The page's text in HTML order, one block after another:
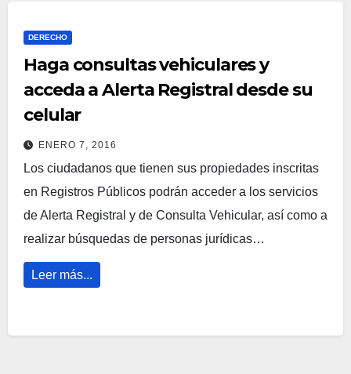
DERECHO
Haga consultas vehiculares y
acceda a Alerta Registral desde su
celular
ENERO 7, 2016
Los ciudadanos que tienen sus propiedades inscritas
en Registros Públicos podrán acceder a los servicios
de Alerta Registral y de Consulta Vehicular, así como a
realizar búsquedas de personas jurídicas…
Leer más...